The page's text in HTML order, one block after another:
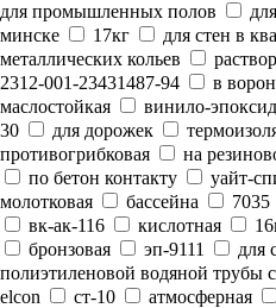
для промышленных полов
минске
17кг для стен в
металлических кольев
2312-001-23431487-94
в
маслостойкая
винило-
30
для дорожек
противогрибковая
на
по бетон контакту
уайт-
молотковая
бассейна 7035
вк-ак-116
кислотная
бронзовая
эп-9111 для
полиэтиленовой водяной трубы
elcon
ст-10 атмосферная